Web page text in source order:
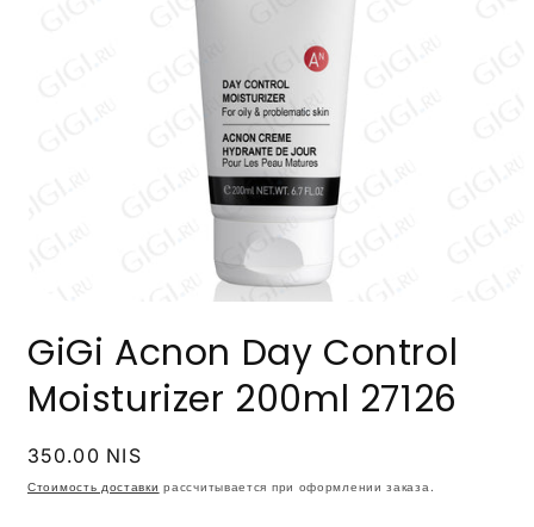
файлы
1
модальном
окне
GiGi Acnon Day Control
Moisturizer 200ml 27126
Обычная
цена
350.00 NIS
Стоимость доставки рассчитывается при оформлении заказа.